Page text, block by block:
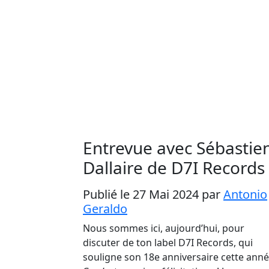
Entrevue avec
Dallaire de D7I Records
Publié le 27 Mai 2024 parAntonio
Geraldo
Nous sommes ici, aujourd’hui, pour
discuter de ton label D7I Records, qui
souligne son 18e anniversaire cette